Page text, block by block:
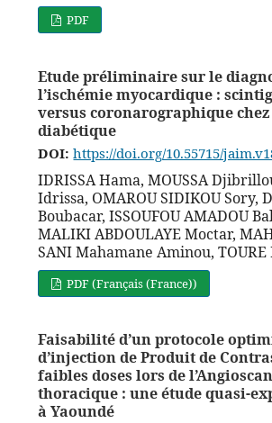
PDF
Etude préliminaire sur le
l’ischémie myocardique :
versus coronarographique
diabétique
DOI: https://doi.org/10.55715/
IDRISSA Hama, MOUSSA
Idrissa, OMAROU SIDIKOU Sory,
Boubacar, ISSOUFOU AMADOU
MALIKI ABDOULAYE Moctar,
SANI Mahamane Aminou,
PDF (Français (France))
Faisabilité d’un protocole
d’injection de Produit de
faibles doses lors de
thoracique : une étude quasi-
à Yaoundé